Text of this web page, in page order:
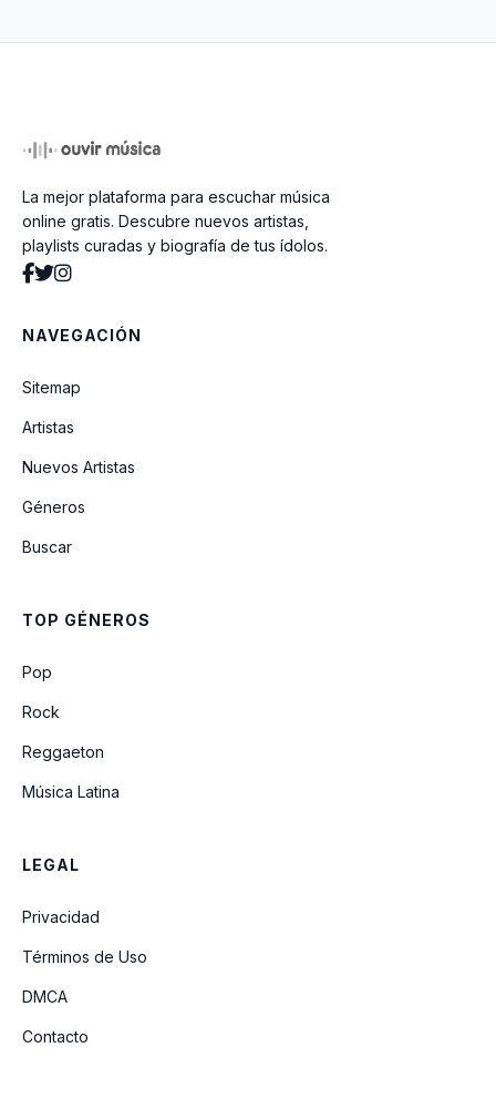
Sweet Little Kitty
La mejor plataforma para escuchar música
online gratis. Descubre nuevos artistas,
playlists curadas y biografía de tus ídolos.
NAVEGACIÓN
Sitemap
Artistas
Nuevos Artistas
Géneros
Buscar
TOP GÉNEROS
Pop
Rock
Reggaeton
Música Latina
LEGAL
Privacidad
Términos de Uso
DMCA
Contacto